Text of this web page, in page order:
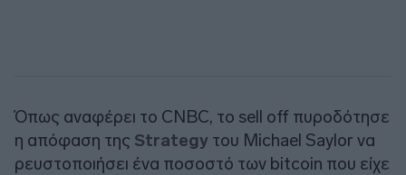
Όπως αναφέρει το CNBC, το sell off πυροδότησε
η απόφαση της Strategy του Michael Saylor να
ρευστοποιήσει ένα ποσοστό των bitcoin που είχε